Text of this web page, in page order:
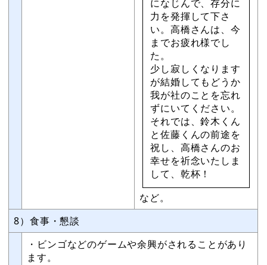
になじんで、存分に
力を発揮して下さ
い。高橋さんは、今
までお疲れ様でし
た。
少し寂しくなります
が結婚してもどうか
我が社のことを忘れ
ずにいてください。
それでは、鈴木くん
と佐藤くんの前途を
祝し、高橋さんのお
幸せを祈念いたしま
して、乾杯！
など。
8）食事・懇談
・ビンゴなどのゲームや余興がされることがあり
ます。